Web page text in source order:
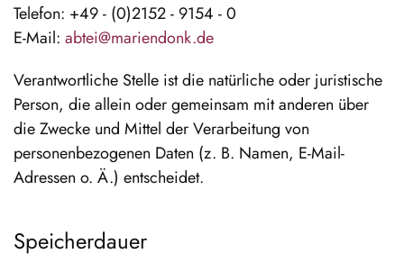
Telefon: +49 - (0)2152 - 9154 - 0
E-Mail: abtei@mariendonk.de
Verantwortliche Stelle ist die natürliche oder juristische
Person, die allein oder gemeinsam mit anderen über
die Zwecke und Mittel der Verarbeitung von
personenbezogenen Daten (z. B. Namen, E-Mail-
Adressen o. Ä.) entscheidet.
Speicherdauer